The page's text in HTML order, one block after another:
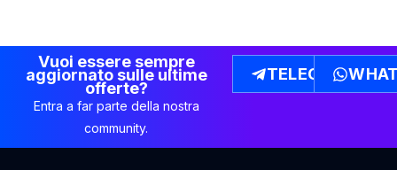
Vuoi essere sempre
aggiornato sulle ultime
offerte?
Entra a far parte della nostra
community.
TELEGRAM